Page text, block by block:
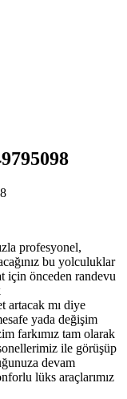
profesyonel,
bu yolculuklar
için önceden randevu
artacak mı diye
yada değişim
farkımız tam olarak
ile görüşüp
devam
lüks araçlarımız